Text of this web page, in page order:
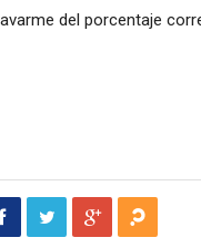
del porcentaje